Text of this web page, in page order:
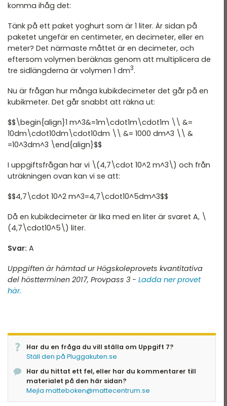
komma ihåg det:
Tänk på ett paket yoghurt som är 1 liter. Är sidan på
paketet ungefär en centimeter, en decimeter, eller en
meter? Det närmaste måttet är en decimeter, och
eftersom volymen beräknas genom att multiplicera de
tre sidlängderna är volymen 1 dm3.
Nu är frågan hur många kubikdecimeter det går på en
kubikmeter. Det går snabbt att räkna ut:
$$\begin{align}1 m^3&=1m\cdot1m\cdot1m \\ &=
10dm\cdot10dm\cdot10dm \\ &= 1000 dm^3 \\ &
=10^3dm^3 \end{align}$$
I uppgiftsfrågan har vi \(4,7\cdot 10^2 m^3\) och från
uträkningen ovan kan vi se att:
$$4,7\cdot 10^2 m^3=4,7\cdot10^5dm^3$$
Då en kubikdecimeter är lika med en liter är svaret A, \
(4,7\cdot10^5\) liter.
Svar: A
Uppgiften är hämtad ur Högskoleprovets kvantitativa
del höstterminen 2017, Provpass 3 - Ladda ner provet
här.
Har du en fråga du vill ställa om Uppgift 7?
Ställ den på Pluggakuten.se
Har du hittat ett fel, eller har du kommentarer till
materialet på den här sidan?
Mejla matteboken@mattecentrum.se
2021
2021
2018
2017
2014
2013
2012